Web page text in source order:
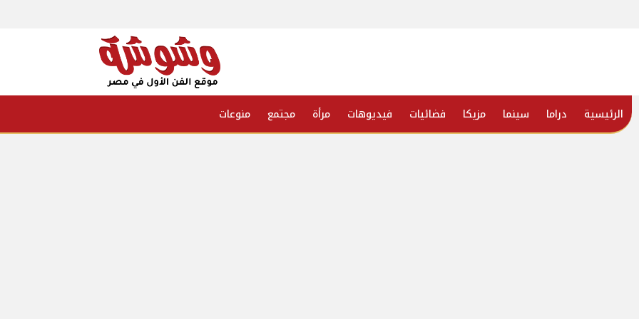
الرئيسية دراما سينما مزيكا فضائيات فيديوهات مرأة مجتمع منوعات